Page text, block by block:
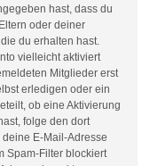
hast, dass du
oder deiner
du erhalten hast.
vielleicht aktiviert
Mitglieder erst
erledigen oder ein
ob eine Aktivierung
folge den dort
E-Mail-Adresse
Spam-Filter blockiert